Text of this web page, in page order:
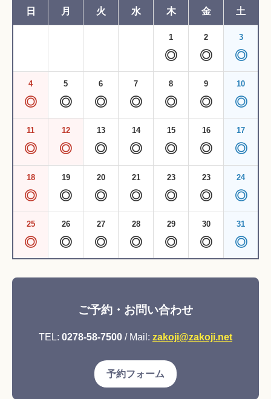
日 月 火 水 木 金 土
1
◎
2
◎
3
◎
4
◎
5
◎
6
◎
7
◎
8
◎
9
◎
10
◎
11
◎
12
◎
13
◎
14
◎
15
◎
16
◎
17
◎
18
◎
19
◎
20
◎
21
◎
23
◎
23
◎
24
◎
25
◎
26
◎
27
◎
28
◎
29
◎
30
◎
31
◎
ご予約・お問い合わせ
TEL: 0278-58-7500 / Mail: zakoji@zakoji.net
予約フォーム